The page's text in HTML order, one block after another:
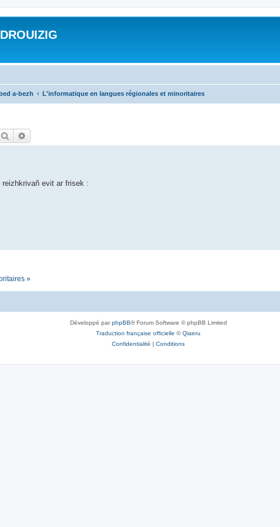
a-bezh L'informatique en langues régionales et minoritaires
Rechercher
reizhkrivañ evit ar frisek :
»
Développé parphpBB® Forum Software © phpBB Limited
Traduction française officielle ©Qiaeru
Confidentialité | Conditions